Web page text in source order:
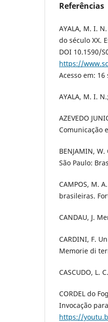
Referências
AYALA, M. I.
do século XX.
DOI 10.1590/
https://
Acesso em: 16
AYALA, M. I.
AZEVEDO
Comunicação
BENJAMIN,
São Paulo:
CAMPOS, M.
brasileiras.
CANDAU, J.
CARDINI, F.
Memorie di
CASCUDO, L.
CORDEL do
Invocação
https://